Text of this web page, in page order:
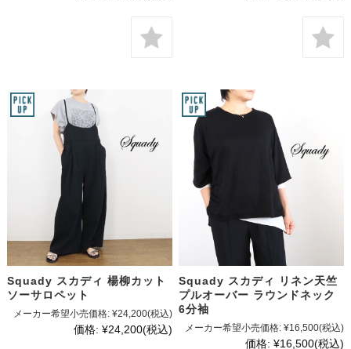
Squady スカディ 楊柳カット
ソーサロペット
メーカー希望小売価格: ¥24,200(税込)
価格: ¥24,200(税込)
Squady スカディ リネン天竺
プルオーバー ラウンドネック
6分袖
メーカー希望小売価格: ¥16,500(税込)
価格: ¥16,500(税込)